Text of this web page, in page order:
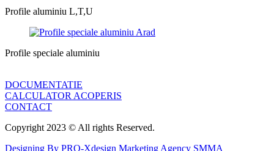
Profile aluminiu L,T,U
Profile speciale aluminiu
DOCUMENTATIE
CALCULATOR ACOPERIS
CONTACT
Copyright 2023 © All rights Reserved.
Designing By PRO-Xdesign Marketing Agency SMMA